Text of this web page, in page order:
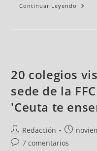
Continuar Leyendo
20 colegios
sede de la
'Ceuta te
Redacción
7 comentarios